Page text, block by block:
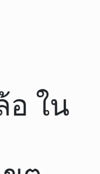
อ ใน